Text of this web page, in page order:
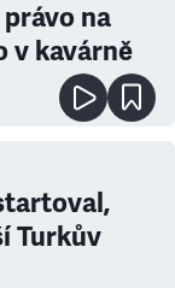
na
v kavárně
Turkův